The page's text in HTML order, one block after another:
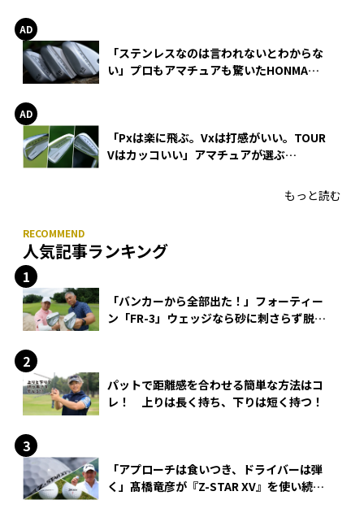
「ステンレスなのは言われないとわからな
い」プロもアマチュアも驚いたHONMA
「Pxは楽に飛ぶ。Vxは打感がいい。TOUR
Vはカッコいい」アマチュアが選ぶ
もっと読む
人気記事ランキング
「バンカーから全部出た！」フォーティー
ン「FR-3」ウェッジなら砂に刺さらず脱出
パットで距離感を合わせる簡単な方法はコ
レ！ 上りは長く持ち、下りは短く持つ！
「アプローチは食いつき、ドライバーは弾
く」髙橋竜彦が『Z-STAR XV』を使い続け